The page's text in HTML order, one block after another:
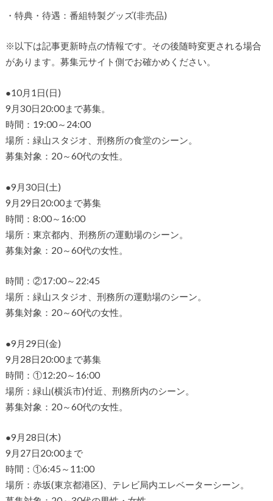
・特典・待遇：番組特製グッズ(非売品)
※以下は記事更新時点の情報です。その後随時変更される場合
があります。募集元サイト側でお確かめください。
●10月1日(日)
9月30日20:00まで募集。
時間：19:00～24:00
場所：緑山スタジオ、刑務所の食堂のシーン。
募集対象：20～60代の女性。
●9月30日(土)
9月29日20:00まで募集
時間：8:00～16:00
場所：東京都内、刑務所の運動場のシーン。
募集対象：20～60代の女性。
時間：②17:00～22:45
場所：緑山スタジオ、刑務所の運動場のシーン。
募集対象：20～60代の女性。
●9月29日(金)
9月28日20:00まで募集
時間：①12:20～16:00
場所：緑山(横浜市)付近、刑務所内のシーン。
募集対象：20～60代の女性。
●9月28日(木)
9月27日20:00まで
時間：①6:45～11:00
場所：赤坂(東京都港区)、テレビ局内エレベーターシーン。